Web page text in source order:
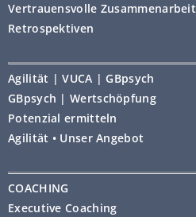
Vertrauensvolle Zusammenarbeit
Retrospektiven
Agilität | VUCA | GBpsych
GBpsych | Wertschöpfung
Potenzial ermitteln
Agilität • Unser Angebot
COACHING
Executive Coaching